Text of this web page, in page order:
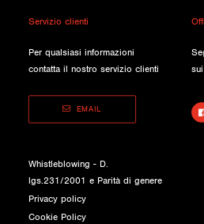
Servizio clienti
Per qualsiasi informazioni
contatta il nostro servizio clienti
EMAIL
Whistleblowing - D.
lgs.231/2001 e Parità di genere
Privacy policy
Cookie Policy